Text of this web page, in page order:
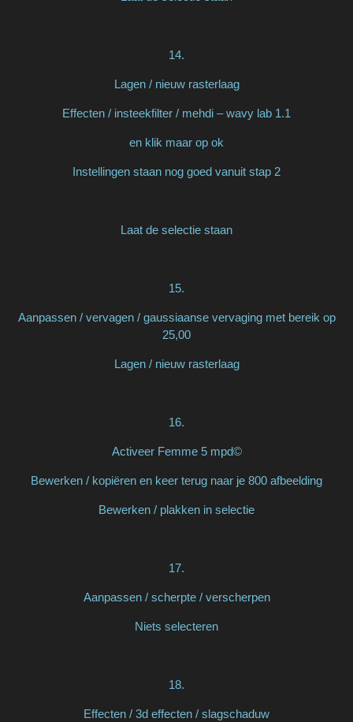
14.
Lagen / nieuw rasterlaag
Effecten / insteekfilter / mehdi – wavy lab 1.1
en klik maar op ok
Instellingen staan nog goed vanuit stap 2
Laat de selectie staan
15.
Aanpassen / vervagen / gaussiaanse vervaging met bereik op
25,00
Lagen / nieuw rasterlaag
16.
Activeer Femme 5 mpd©
Bewerken / kopiëren en keer terug naar je 800 afbeelding
Bewerken / plakken in selectie
17.
Aanpassen / scherpte / verscherpen
Niets selecteren
18.
Effecten / 3d effecten / slagschaduw